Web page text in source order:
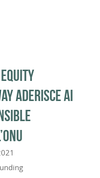
aderisce ai